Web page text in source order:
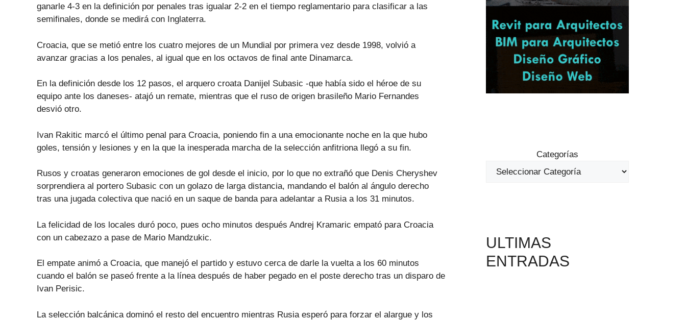
ganarle 4-3 en la definición por penales tras igualar 2-2 en el tiempo reglamentario para clasificar a las
semifinales, donde se medirá con Inglaterra.
Croacia, que se metió entre los cuatro mejores de un Mundial por primera vez desde 1998, volvió a
avanzar gracias a los penales, al igual que en los octavos de final ante Dinamarca.
En la definición desde los 12 pasos, el arquero croata Danijel Subasic -que había sido el héroe de su
equipo ante los daneses- atajó un remate, mientras que el ruso de origen brasileño Mario Fernandes
desvió otro.
Ivan Rakitic marcó el último penal para Croacia, poniendo fin a una emocionante noche en la que hubo
goles, tensión y lesiones y en la que la inesperada marcha de la selección anfitriona llegó a su fin.
Rusos y croatas generaron emociones de gol desde el inicio, por lo que no extrañó que Denis Cheryshev
sorprendiera al portero Subasic con un golazo de larga distancia, mandando el balón al ángulo derecho
tras una jugada colectiva que nació en un saque de banda para adelantar a Rusia a los 31 minutos.
La felicidad de los locales duró poco, pues ocho minutos después Andrej Kramaric empató para Croacia
con un cabezazo a pase de Mario Mandzukic.
El empate animó a Croacia, que manejó el partido y estuvo cerca de darle la vuelta a los 60 minutos
cuando el balón se paseó frente a la línea después de haber pegado en el poste derecho tras un disparo de
Ivan Perisic.
La selección balcánica dominó el resto del encuentro mientras Rusia esperó para forzar el alargue y los
Categorías
ULTIMAS
ENTRADAS